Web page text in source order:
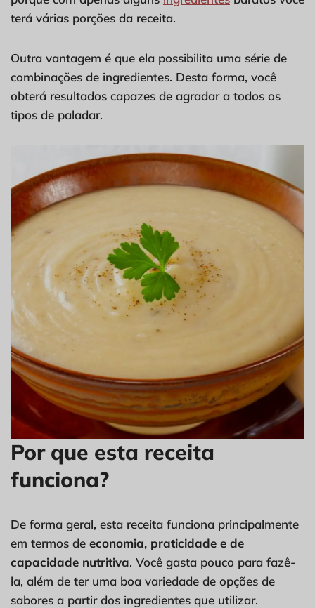
terá várias porções da receita.
Outra vantagem é que ela possibilita uma série de
combinações de ingredientes. Desta forma, você
obterá resultados capazes de agradar a todos os
tipos de paladar.
Por que esta receita
funciona?
De forma geral, esta receita funciona principalmente
em termos de economia, praticidade e de
capacidade nutritiva. Você gasta pouco para fazê-
la, além de ter uma boa variedade de opções de
sabores a partir dos ingredientes que utilizar.